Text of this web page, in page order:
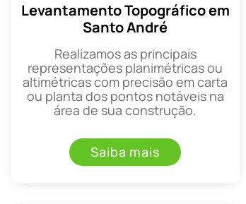
Levantamento Topográfico em
Santo André
Realizamos as principais
representações planimétricas ou
altimétricas com precisão em carta
ou planta dos pontos notáveis na
área de sua construção.
Saiba mais